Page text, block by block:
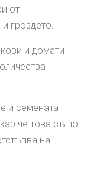
от
гроздето.
и домати
и семената
че това също
на